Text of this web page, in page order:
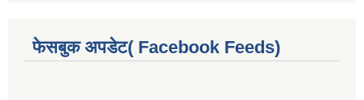
फेसबुक अपडेट( Facebook Feeds)